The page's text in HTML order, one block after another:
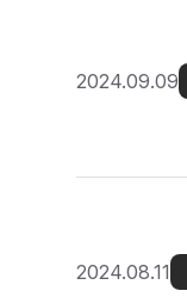
2024.09.09
2024.08.11